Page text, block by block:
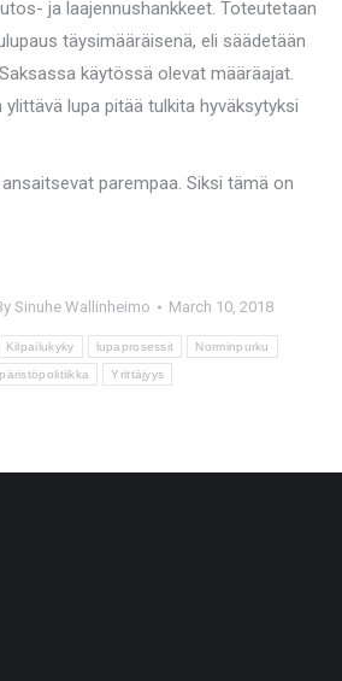
ja laajennushankkeet. Toteutetaan
täysimääräisenä, eli säädetään
käytössä olevat määräajat.
lupa pitää tulkita hyväksytyksi
parempaa. Siksi tämä on
Sinuhe Wallinheimo March 10, 2018
Kilpailukyky lupaprosessit Norminpurku
Yrittäjyys